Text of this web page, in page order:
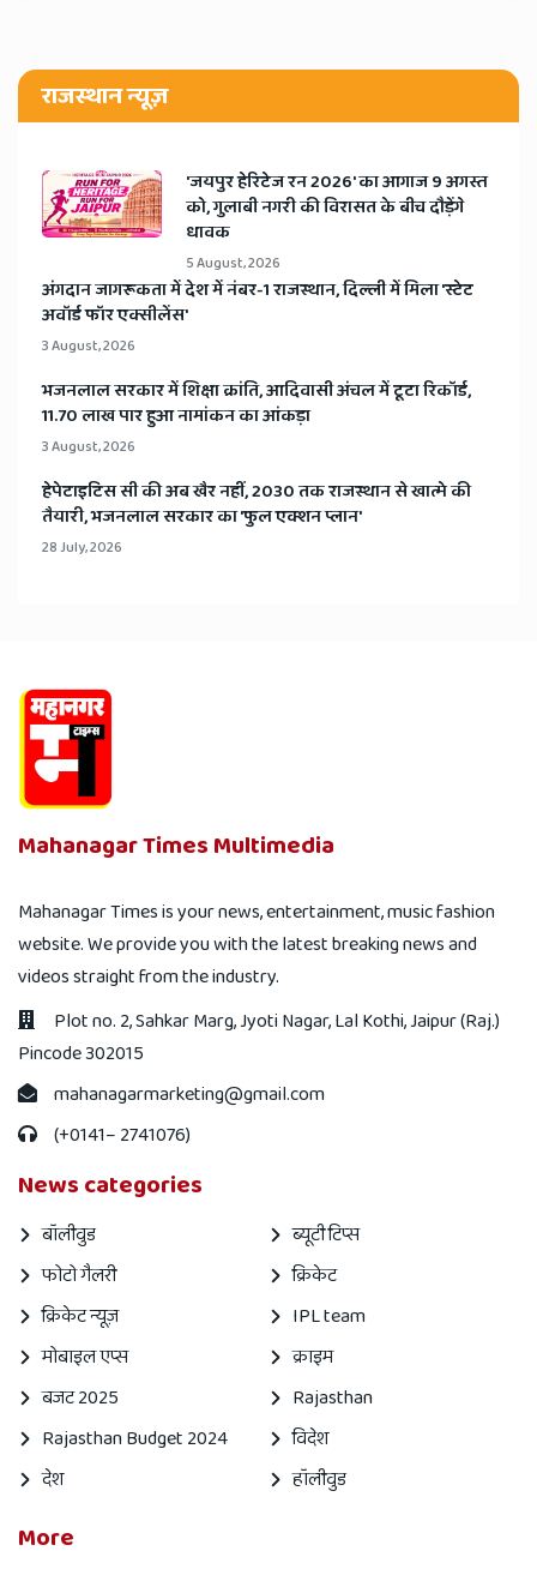
राजस्थान न्यूज़
​'जयपुर हेरिटेज रन 2026' का आगाज 9 अगस्त
को, गुलाबी नगरी की विरासत के बीच दौड़ेंगे
धावक
5 August, 2026
अंगदान जागरूकता में देश में नंबर-1 राजस्थान, दिल्ली में मिला 'स्टेट
अवॉर्ड फॉर एक्सीलेंस'
3 August, 2026
भजनलाल सरकार में शिक्षा क्रांति, आदिवासी अंचल में टूटा रिकॉर्ड,
11.70 लाख पार हुआ नामांकन का आंकड़ा
3 August, 2026
हेपेटाइटिस सी की अब खैर नहीं, 2030 तक राजस्थान से खात्मे की
तैयारी, भजनलाल सरकार का 'फुल एक्शन प्लान'
28 July, 2026
Mahanagar Times Multimedia
Mahanagar Times is your news, entertainment, music fashion
website. We provide you with the latest breaking news and
videos straight from the industry.
Plot no. 2, Sahkar Marg, Jyoti Nagar, Lal Kothi, Jaipur (Raj.)
Pincode 302015
mahanagarmarketing@gmail.com
(+0141– 2741076)
News categories
बॉलीवुड
ब्यूटी टिप्स
फोटो गैलरी
क्रिकेट
क्रिकेट न्यूज़
IPL team
मोबाइल एप्स
क्राइम
बजट 2025
Rajasthan
Rajasthan Budget 2024
विदेश
देश
हॉलीवुड
More